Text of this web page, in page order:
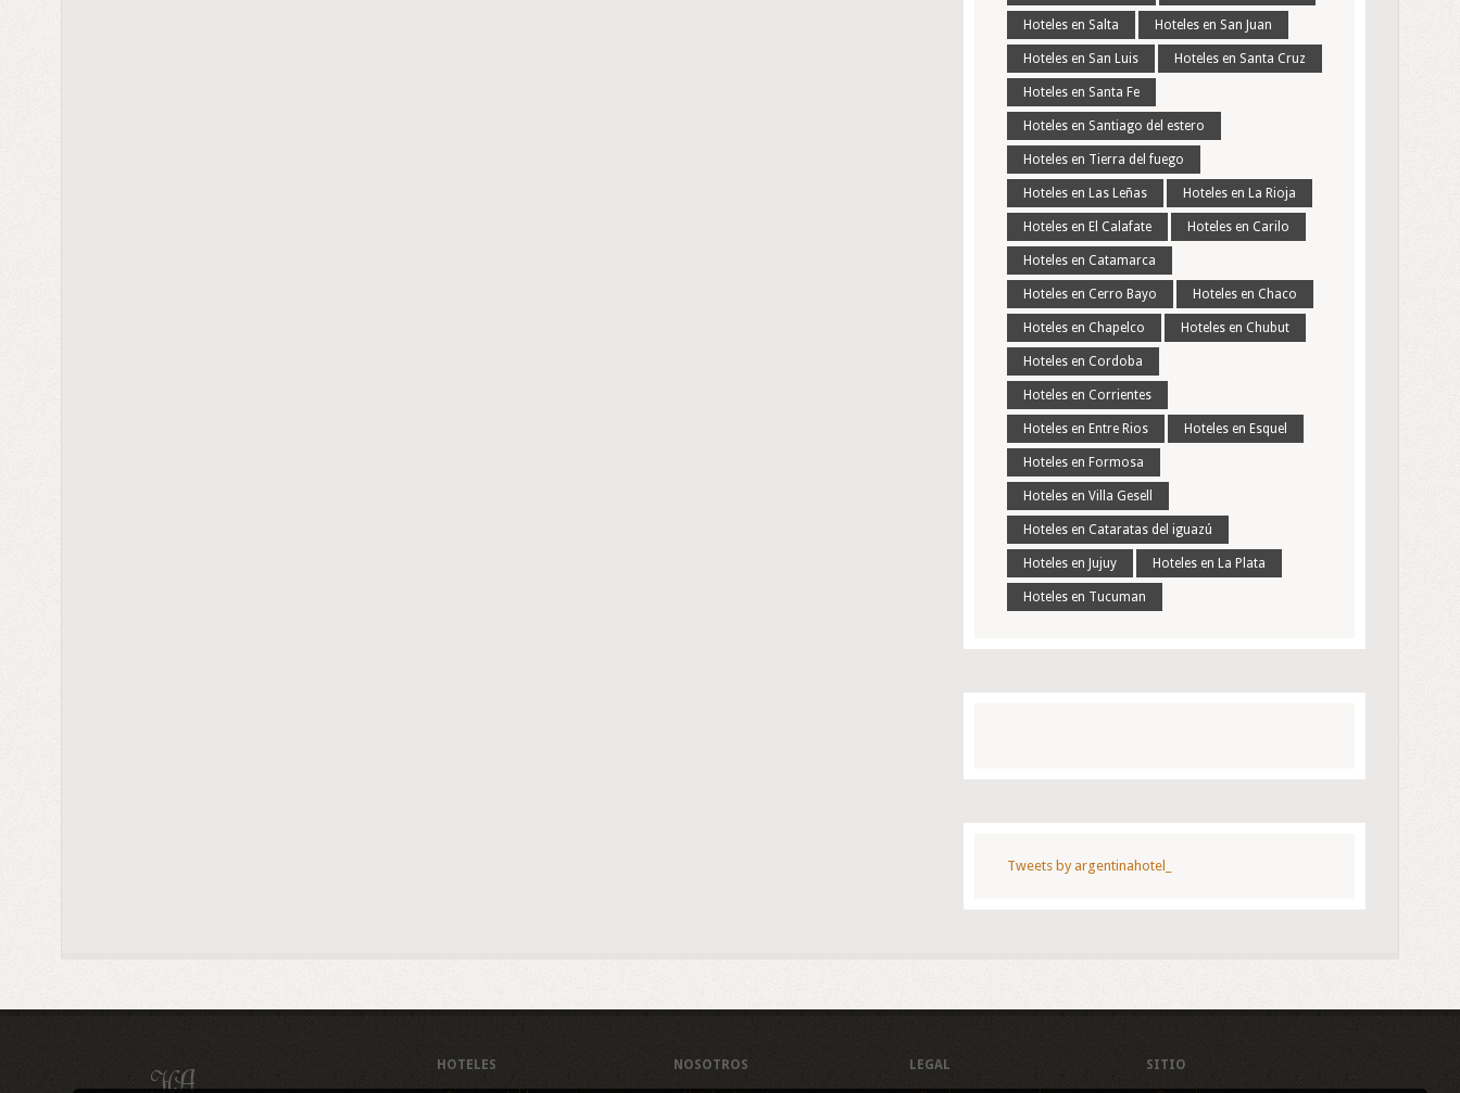
Hoteles en Salta Hoteles en San Juan
Hoteles en San Luis Hoteles en Santa Cruz
Hoteles en Santa Fe
Hoteles en Santiago del estero
Hoteles en Tierra del fuego
Hoteles en Las Leñas Hoteles en La Rioja
Hoteles en El Calafate Hoteles en Carilo
Hoteles en Catamarca
Hoteles en Cerro Bayo Hoteles en Chaco
Hoteles en Chapelco Hoteles en Chubut
Hoteles en Cordoba
Hoteles en Corrientes
Hoteles en Entre Rios Hoteles en Esquel
Hoteles en Formosa
Hoteles en Villa Gesell
Hoteles en Cataratas del iguazú
Hoteles en Jujuy Hoteles en La Plata
Hoteles en Tucuman
Tweets by argentinahotel_
HOTELES NOSOTROS LEGAL SITIO